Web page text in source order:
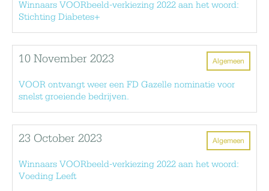
Winnaars VOORbeeld-verkiezing 2022 aan het woord:
Stichting Diabetes+
Algemeen
10 November 2023
VOOR ontvangt weer een FD Gazelle nominatie voor
snelst groeiende bedrijven.
Algemeen
23 October 2023
Winnaars VOORbeeld-verkiezing 2022 aan het woord:
Voeding Leeft